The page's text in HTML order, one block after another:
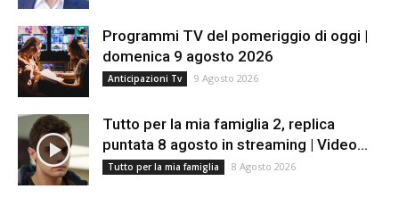
Programmi TV del pomeriggio di oggi |
domenica 9 agosto 2026
Anticipazioni Tv 9 Agosto 2026
Tutto per la mia famiglia 2, replica
puntata 8 agosto in streaming | Video...
Tutto per la mia famiglia 8 Agosto 2026